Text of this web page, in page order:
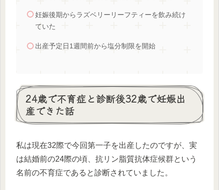
妊娠後期からラズベリーリーフティーを飲み続け
ていた
出産予定日1週間前から塩分制限を開始
24歳で不育症と診断後32歳で妊娠出
産できた話
私は現在32際で今回第一子を出産したのですが、実
は結婚前の24際の頃、抗リン脂質抗体症候群という
名前の不育症であると診断されていました。